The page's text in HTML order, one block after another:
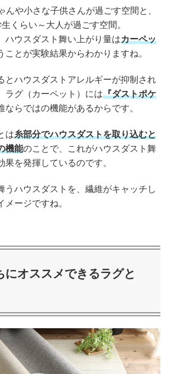
んや小さな子供さんが過ごす空間と、
くらい～大人が過ごす空間。
ハウスダスト舞い上がり量はカーペッ
ことが実験結果からわかりますね。
とハウスダストアレルギーが抑制され
ラグ（カーペット）には『ダストポケ
ならではの機能があるからです。
は糸部分でハウスダストを取り込むと
機能のことで、これがハウスダスト舞
を発揮しているのです。
うハウスダストを、繊維がキャッチし
ージですね。
にオススメできるラグと